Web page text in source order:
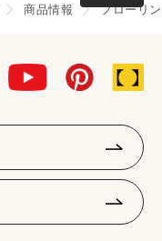
商品情報 フローリ